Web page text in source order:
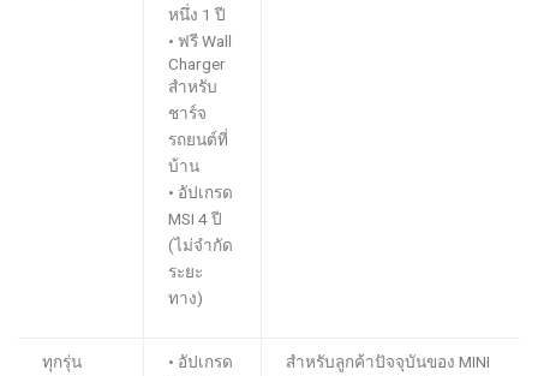
หนึ่ง 1 ปี
• ฟรีWall
Charger
สำหรับ
ชาร์จ
รถยนต์ที่
บ้าน
• อัปเกรด
MSI 4 ปี
(ไม่จำกัด
ระยะ
ทาง)
ทุกรุ่น • อัปเกรด
สำหรับลูกค้าปัจจุบนของ MINI